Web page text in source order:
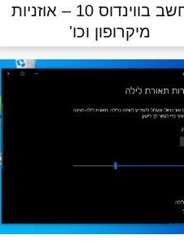
למחשב בווינדוס 10 – אוזניות
מיקרופון וכו'